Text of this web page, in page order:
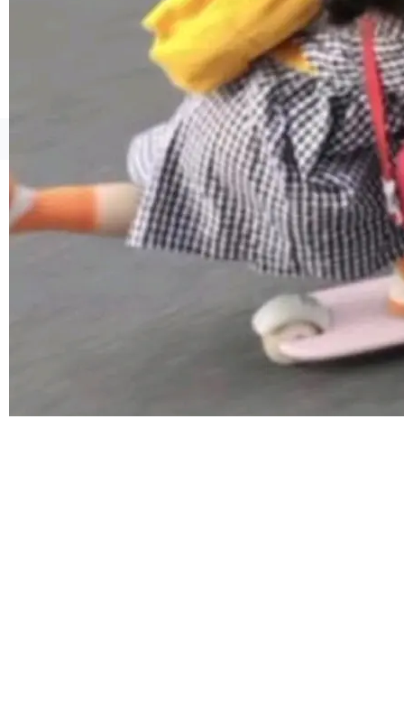
源评测集中，Hy ASR 3.0 preview 在多语种的
©OSCHINA(OSChina.NET) 京ICP备2025119063号